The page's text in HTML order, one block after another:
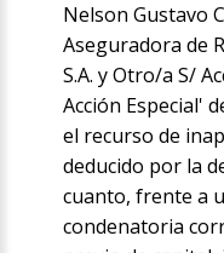
Nelson Gustavo
Aseguradora de
S.A. y Otro/a S/
Acción Especial'
el recurso de
deducido por la
cuanto, frente a
condenatoria